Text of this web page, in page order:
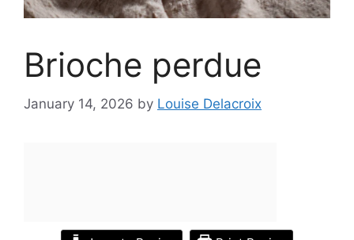
Brioche perdue
January 14, 2026 by Louise Delacroix